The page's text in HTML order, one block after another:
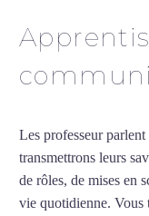
Les professeur
transmettrons leurs
de rôles, de mises en
vie quotidienne. Vous